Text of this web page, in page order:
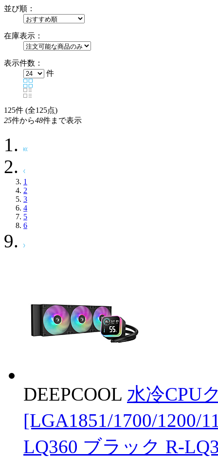
並び順：
在庫表示：
表示件数：
件
125件 (全125点)
25件から48件まで表示
1
2
3
4
5
6
DEEPCOOL 水冷CPU
[LGA1851/1700/1200/
LQ360 ブラック R-